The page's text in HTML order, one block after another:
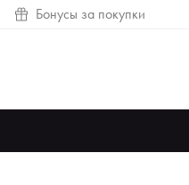
Бонусы за покупки